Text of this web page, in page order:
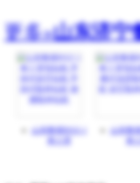
更多»山东济宁
山东鲁探BXZ-1
山东鲁